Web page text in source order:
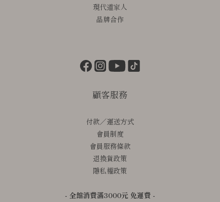
現代道家人
品牌合作
顧客服務
付款／運送方式
會員制度
會員服務條款
退換貨政策
隱私權政策
- 全館消費滿3000元 免運費 -